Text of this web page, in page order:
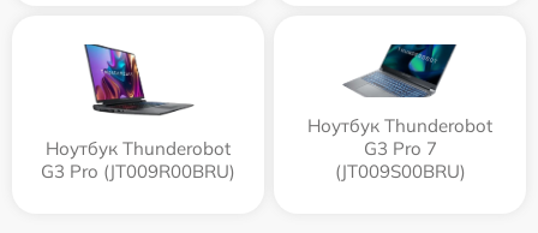
Ноутбук Thunderobot
G3 Pro (JT009R00BRU)
Ноутбук Thunderobot
G3 Pro 7
(JT009S00BRU)